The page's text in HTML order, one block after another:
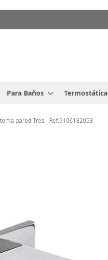
Para Baños Termostática
pared Tres - Ref.9106182053